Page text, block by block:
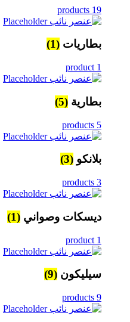
19 products
بطاريات (1)
1 product
بطارية (5)
5 products
بلانكو (3)
3 products
ديسكات وصواني (1)
1 product
سيليكون (9)
9 products